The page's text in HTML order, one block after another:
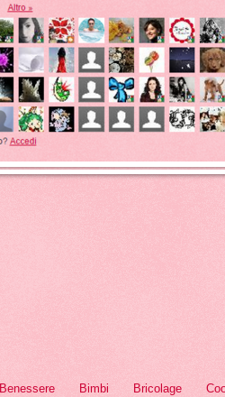
Benessere Bimbi Bricolage